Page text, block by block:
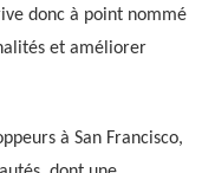
donc à point nommé
et améliorer
à San Francisco,